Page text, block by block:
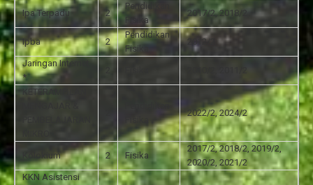
Ipa Terpadu 2
Pendidikan
Fisika
2017/2, 2018/2
Ipba 2
Pendidikan
Fisika
2012/2
Jaringan Internet
*
KETERAMPILAN
2022/2, 2024/2
Kolokium 2 Fisika
2017/2, 2018/2, 2019/2,
2020/2, 2021/2
KKN Asistensi